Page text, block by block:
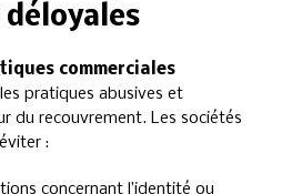
déloyales
commerciales
pratiques abusives et
du recouvrement. Les sociétés
:
concernant l’identité ou